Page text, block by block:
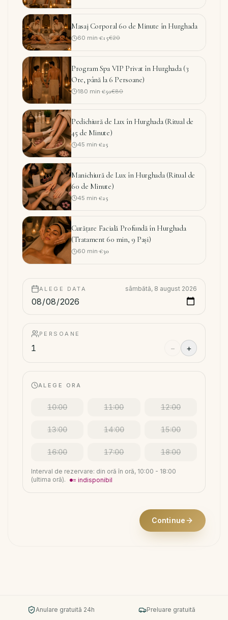
Masaj Corporal 60 de Minute în Hurghada
60 min·€15€20
Program Spa VIP Privat în Hurghada (3
Ore, până la 6 Persoane)
180 min·€50€80
Pedichiură de Lux în Hurghada (Ritual de
45 de Minute)
45 min·€25
Manichiură de Lux în Hurghada (Ritual de
60 de Minute)
45 min·€25
Curățare Facială Profundă în Hurghada
(Tratament 60 min, 9 Pași)
60 min·€30
ALEGE DATA sâmbătă, 8 august 2026
PERSOANE
− +
ALEGE ORA
10:00 11:00 12:00
13:00 14:00 15:00
16:00 17:00 18:00
Interval de rezervare: din oră în oră, 10:00 - 18:00
(ultima oră).
= indisponibil
Continue
Anulare gratuită 24h Preluare gratuită